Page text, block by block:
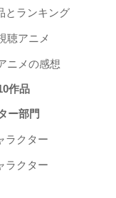
とランキング
聴アニメ
ニメの感想
作品
ー部門
ラクター
ラクター